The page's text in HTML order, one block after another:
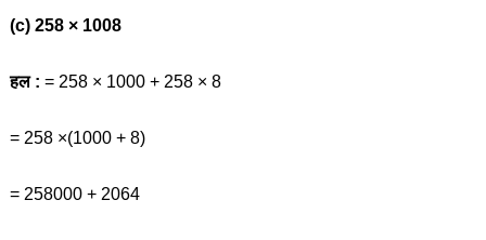
(c) 258 × 1008
हल : = 258 × 1000 + 258 × 8
= 258 ×(1000 + 8)
= 258000 + 2064